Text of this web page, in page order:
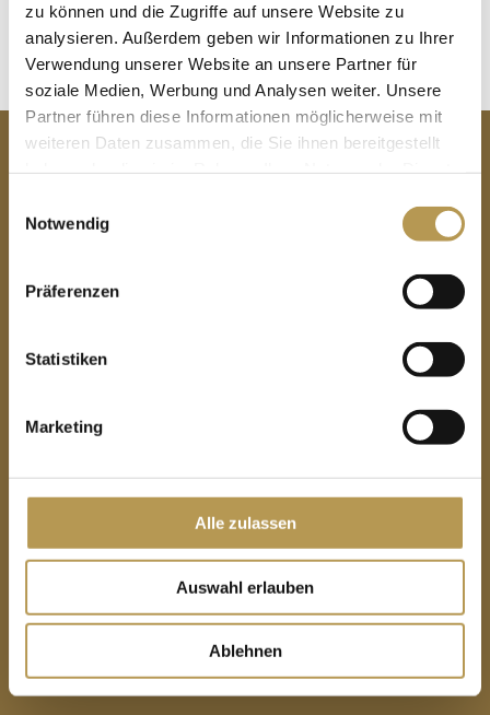
zu können und die Zugriffe auf unsere Website zu
analysieren. Außerdem geben wir Informationen zu Ihrer
Verwendung unserer Website an unsere Partner für
soziale Medien, Werbung und Analysen weiter. Unsere
Partner führen diese Informationen möglicherweise mit
weiteren Daten zusammen, die Sie ihnen bereitgestellt
Notwendig
Präferenzen
Statistiken
Marketing
Alle zulassen
Auswahl erlauben
Ablehnen
特伦代尔堡城堡酒店
传真：05675 / 93 62
info@burg-hotel-trendelburg.com
私人酒店 Dr.洛贝克